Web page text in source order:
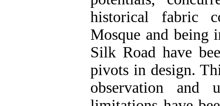
historical fabric
Mosque and being
Silk Road have
pivots in design.
observation and